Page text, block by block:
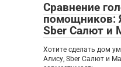
Сравнение
помощников:
Sber Салют и
Хотите сделать дом
Алису, Sber Салют и